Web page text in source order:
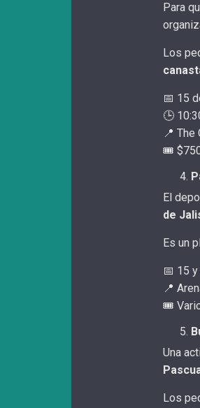
Para
Los
📅 15
🕒
📍 The
🎟️
El
de
Es un
📅 15
📍
🎟️
Una
Los